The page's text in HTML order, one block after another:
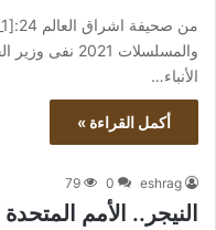
والمسلسلات
الأنباء…
أكمل القراءة »
eshrag
0
79
النيجر.. الأمم